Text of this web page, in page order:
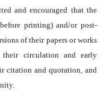
and encouraged that the
printing) and/or post-
of their papers or works
circulation and early
citation and quotation, and